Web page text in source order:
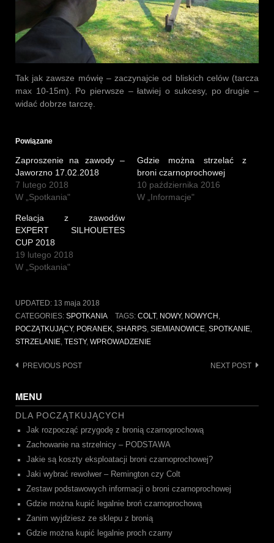
Tak jak zawsze mówię – zaczynajcie od bliskich celów (tarcza
max 10-15m). Po pierwsze – łatwiej o sukcesy, po drugie –
widać dobrze tarczę.
Powiązane
Zaproszenie na zawody –
Jaworzno 17.02.2018
7 lutego 2018
W „Spotkania"
Gdzie można strzelać z
broni czarnoprochowej
10 października 2016
W „Informacje"
Relacja z zawodów
EXPERT SILHOUETES
CUP 2018
19 lutego 2018
W „Spotkania"
UPDATED: 13 maja 2018
CATEGORIES: SPOTKANIA TAGS: COLT, NOWY, NOWYCH ,
POCZĄTKUJĄCY, PORANEK, SHARPS, SIEMIANOWICE, SPOTKANIE,
STRZELANIE, TESTY, WPROWADZENIE
Post
PREVIOUS POST NEXT POST
MENU
DLA POCZĄTKUJĄCYCH
Jak rozpocząć przygodę z bronią czarnoprochową
Zachowanie na strzelnicy – PODSTAWA
Jakie są koszty eksploatacji broni czarnoprochowej?
Jaki wybrać rewolwer – Remington czy Colt
Zestaw podstawowych informacji o broni czarnoprochowej
Gdzie można kupić legalnie broń czarnoprochową
Zanim wyjdziesz ze sklepu z bronią
Gdzie można kupić legalnie proch czarny